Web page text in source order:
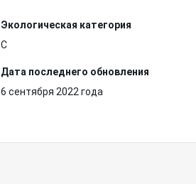
Экологическая категория
C
Дата последнего обновления
6 сентября 2022 года